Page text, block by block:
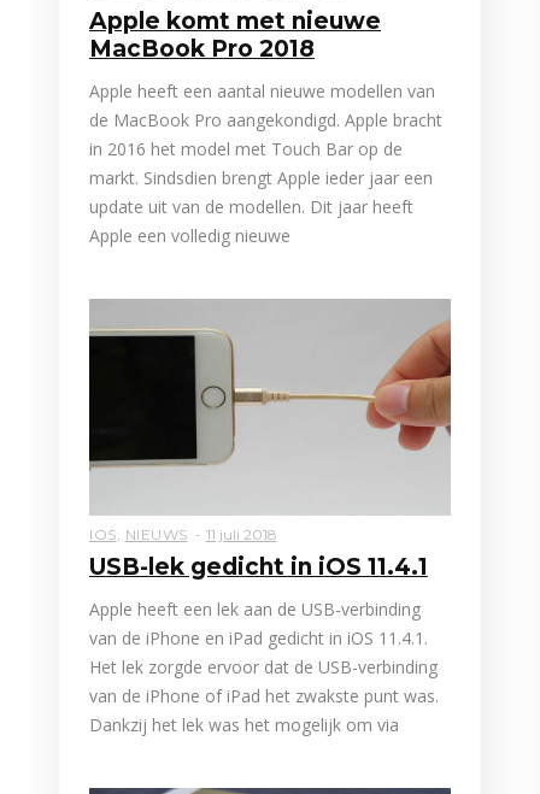
Apple komt met nieuwe
MacBook Pro 2018
Apple heeft een aantal nieuwe modellen van
de MacBook Pro aangekondigd. Apple bracht
in 2016 het model met Touch Bar op de
markt. Sindsdien brengt Apple ieder jaar een
update uit van de modellen. Dit jaar heeft
Apple een volledig nieuwe
IOS NIEUWS 11 juli 2018
USB-lek gedicht in iOS 11.4.1
Apple heeft een lek aan de USB-verbinding
van de iPhone en iPad gedicht in iOS 11.4.1.
Het lek zorgde ervoor dat de USB-verbinding
van de iPhone of iPad het zwakste punt was.
Dankzij het lek was het mogelijk om via